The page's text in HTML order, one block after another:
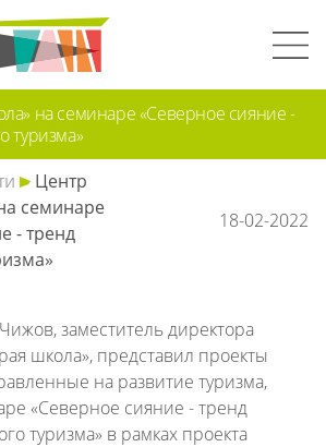
на семинаре «Северное сияние -
туризма»
Центр
семинаре
- тренд
18-02-2022
заместитель директора
школа», представил проекты
на развитие туризма,
«Северное сияние - тренд
туризма» в рамках проекта